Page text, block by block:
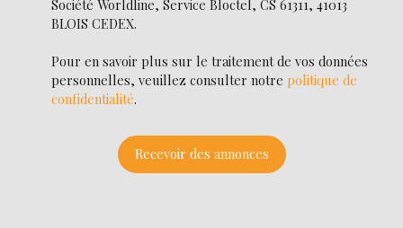
Société Worldline, Service Bloctel, CS 61311, 41013
BLOIS CEDEX.
Pour en savoir plus sur le traitement de vos données
personnelles, veuillez consulter notre politique de
confidentialité.
Recevoir des annonces